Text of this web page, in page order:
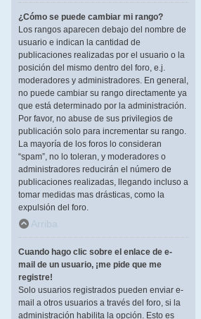
¿Cómo se puede cambiar mi rango?
Los rangos aparecen debajo del nombre de
usuario e indican la cantidad de
publicaciones realizadas por el usuario o la
posición del mismo dentro del foro, e.j.
moderadores y administradores. En general,
no puede cambiar su rango directamente ya
que está determinado por la administración.
Por favor, no abuse de sus privilegios de
publicación solo para incrementar su rango.
La mayoría de los foros lo consideran
“spam”, no lo toleran, y moderadores o
administradores reducirán el número de
publicaciones realizadas, llegando incluso a
tomar medidas mas drásticas, como la
expulsión del foro.
Arriba
Cuando hago clic sobre el enlace de e-
mail de un usuario, ¡me pide que me
registre!
Solo usuarios registrados pueden enviar e-
mail a otros usuarios a través del foro, si la
administración habilita la opción. Esto es